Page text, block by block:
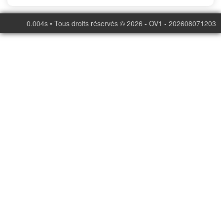
0.004s • Tous droits réservés © 2026 - OV1 - 202608071203